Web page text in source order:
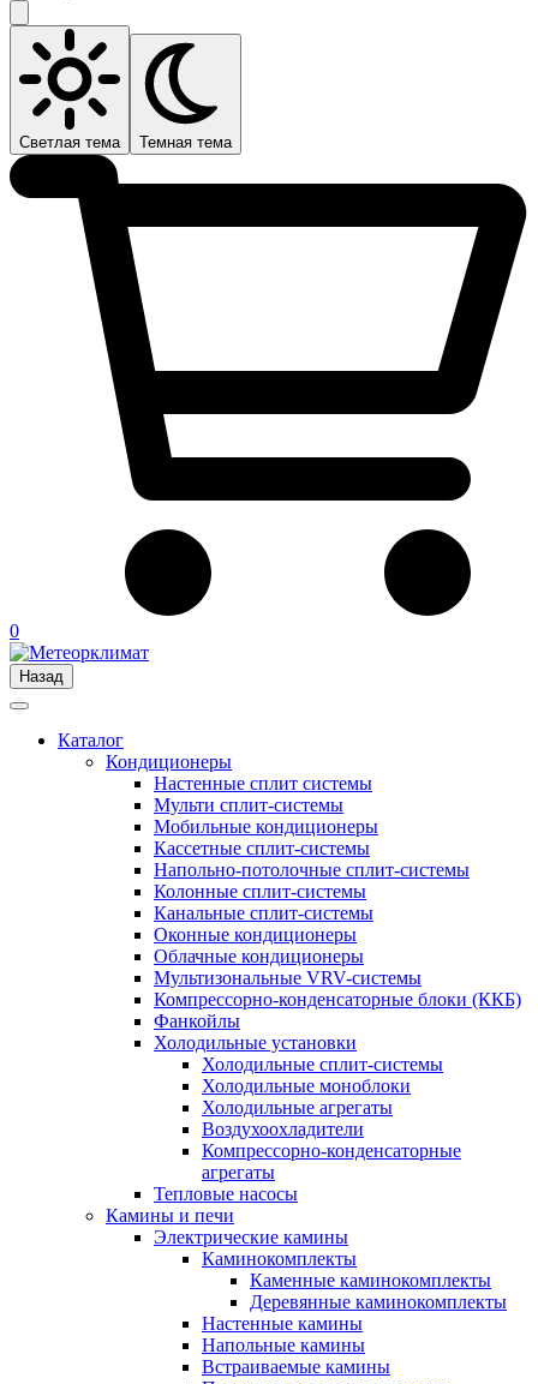
Светлая тема Темная тема
0
Назад
Каталог
Кондиционеры
Настенные сплит системы
Мульти сплит-системы
Мобильные кондиционеры
Кассетные сплит-системы
Напольно-потолочные сплит-системы
Колонные сплит-системы
Канальные сплит-системы
Оконные кондиционеры
Облачные кондиционеры
Мультизональные VRV-системы
Компрессорно-конденсаторные блоки (ККБ)
Фанкойлы
Холодильные установки
Холодильные сплит-системы
Холодильные моноблоки
Холодильные агрегаты
Воздухоохладители
Компрессорно-конденсаторные
агрегаты
Тепловые насосы
Камины и печи
Электрические камины
Каминокомплекты
Каменные каминокомплекты
Деревянные каминокомплекты
Настенные камины
Напольные камины
Встраиваемые камины